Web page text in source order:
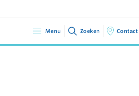
Menu Zoeken Contact